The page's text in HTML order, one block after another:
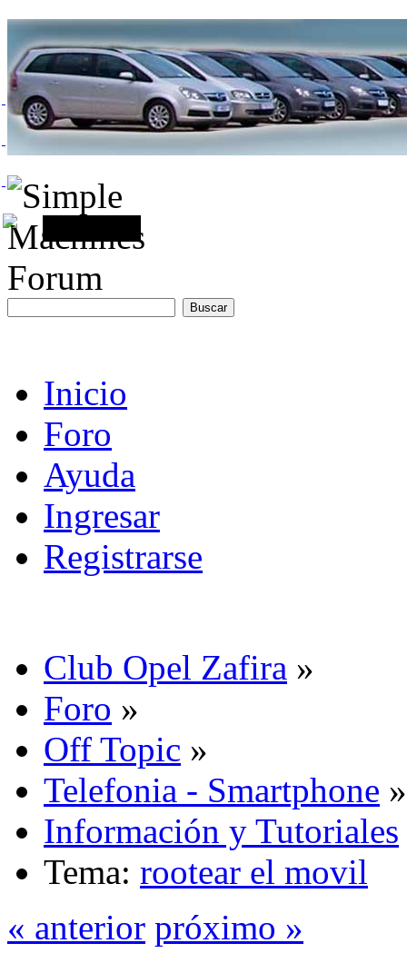
Inicio
Foro
Ayuda
Ingresar
Registrarse
Club Opel Zafira »
Foro »
Off Topic »
Telefonia - Smartphone »
Información y Tutoriales
Tema: rootear el movil
« anterior próximo »